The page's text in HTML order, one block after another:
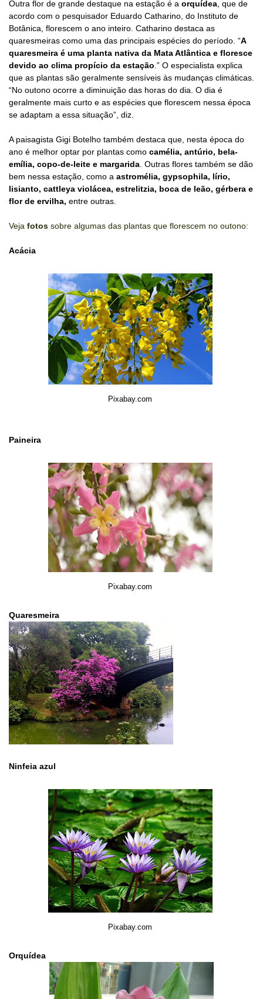
Outra flor de grande destaque na estação é a orquídea , que de
acordo com o pesquisador Eduardo Catharino, do Instituto de
Botânica, florescem o ano inteiro. Catharino destaca as
quaresmeiras como uma das principais espécies do período. “A
quaresmeira é uma planta nativa da Mata Atlântica e floresce
devido ao clima propício da estação .” O especialista explica
que as plantas são geralmente sensíveis às mudanças climáticas.
“No outono ocorre a diminuição das horas do dia. O dia é
geralmente mais curto e as espécies que florescem nessa época
se adaptam a essa situação”, diz.
A paisagista Gigi Botelho também destaca que, nesta época do
ano é melhor optar por plantas como camélia, antúrio, bela-
emília, copo-de-leite e margarida . Outras flores também se dão
bem nessa estação, como a astromélia, gypsophila, lírio,
lisianto, cattleya violácea, estrelitzia, boca de leão, gérbera e
flor de ervilha, entre outras.
Veja fotos sobre algumas das plantas que florescem no outono:
Acácia
Pixabay.com
Paineira
Pixabay.com
Quaresmeira
Ninfeia azul
Pixabay.com
Orquídea